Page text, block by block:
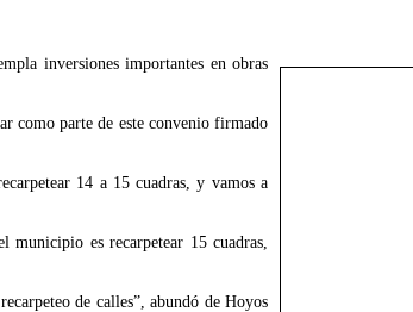
inversiones importantes en obras
como parte de este convenio firmado
14 a 15 cuadras, y vamos a
es recarpetear 15 cuadras,
de calles”, abundó de Hoyos